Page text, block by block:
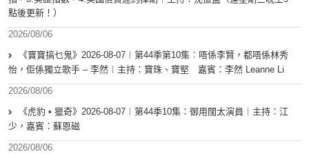
點後更新！）
2026/08/06
《寶寶搞乜鬼》2026-08-07︱第44季第10集︰唔係李賢，都唔係林秀
怡，佢係獨立歌手 – 李然︱主持：寶珠、寶堅 嘉賓：李然 Leanne Li
2026/08/06
《虎豹 • 獵奇》2026-08-07︱第44季10集：御用闊太演員︱主持：江
少，嘉賓：蘇恩磁
2026/08/06